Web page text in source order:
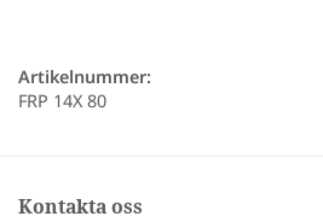
Artikelnummer:
FRP 14X 80
Kontakta oss